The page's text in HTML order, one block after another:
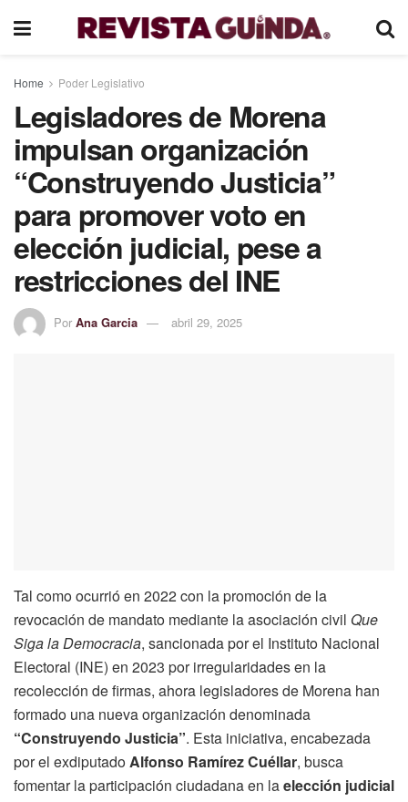
Home Poder Legislativo
Legisladores de Morena
impulsan organización
“Construyendo Justicia”
para promover voto en
elección judicial, pese a
restricciones del INE
Por Ana Garcia abril 29, 2025
Tal como ocurrió en 2022 con la promoción de la
revocación de mandato mediante la asociación civil Que
Siga la Democracia, sancionada por el Instituto Nacional
Electoral (INE) en 2023 por irregularidades en la
recolección de firmas, ahora legisladores de Morena han
formado una nueva organización denominada
“Construyendo Justicia”. Esta iniciativa, encabezada
por el exdiputadoAlfonso Ramírez Cuéllar, busca
fomentar la participación ciudadana en laelección judicial